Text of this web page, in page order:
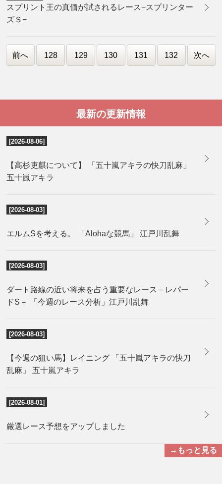
スプリント王の真価が試されるレース−スプリンター
ズＳ−
前へ 128 129 130 131 132 次へ
最新の更新情報
[2026-08-06]
【高杉吏麒について】 「五十嵐アキラの快刀乱麻」
五十嵐アキラ
[2026-08-03]
エルムSを考える。 「Alohaな競馬」 江戸川乱舞
[2026-08-03]
ダート路線の近い将来を占う重要なレース－レパー
ドS－ 「今週のレース分析」江戸川乱舞
[2026-08-03]
【今週の狙い馬】レイニング 「五十嵐アキラの快刀
乱麻」 五十嵐アキラ
[2026-08-01]
厳選レース予想をアップしました
→もっと見る